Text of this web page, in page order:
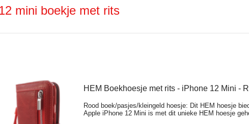
mini boekje met rits
HEM Boekhoesje met rits - iPhone 12 Mini -
Rood boek/pasjes/kleingeld hoesje: Dit HEM hoesje
Apple iPhone 12 Mini is met dit unieke HEM hoesje